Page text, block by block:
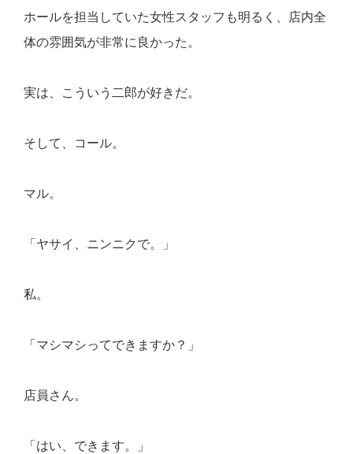
ホールを担当していた女性スタッフも明るく、店内全
体の雰囲気が非常に良かった。
実は、こういう二郎が好きだ。
そして、コール。
マル。
「ヤサイ、ニンニクで。」
私。
「マシマシってできますか？」
店員さん。
「はい、できます。」